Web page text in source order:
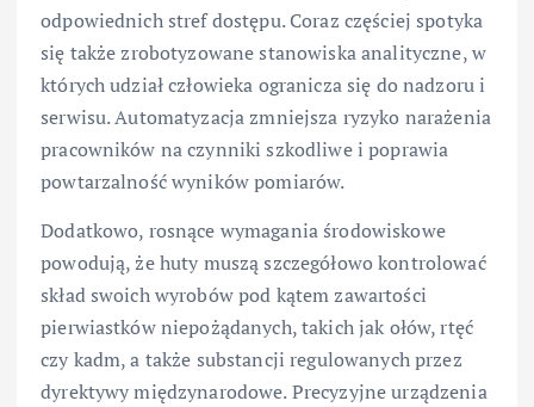
odpowiednich stref dostępu. Coraz częściej spotyka
się także zrobotyzowane stanowiska analityczne, w
których udział człowieka ogranicza się do nadzoru i
serwisu. Automatyzacja zmniejsza ryzyko narażenia
pracowników na czynniki szkodliwe i poprawia
powtarzalność wyników pomiarów.
Dodatkowo, rosnące wymagania środowiskowe
powodują, że huty muszą szczegółowo kontrolować
skład swoich wyrobów pod kątem zawartości
pierwiastków niepożądanych, takich jak ołów, rtęć
czy kadm, a także substancji regulowanych przez
dyrektywy międzynarodowe. Precyzyjne urządzenia